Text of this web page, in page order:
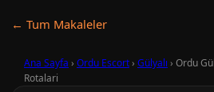
← Tum Makaleler
Ana Sayfa › Ordu Escort› Gülyalı › Ordu
Rotalari